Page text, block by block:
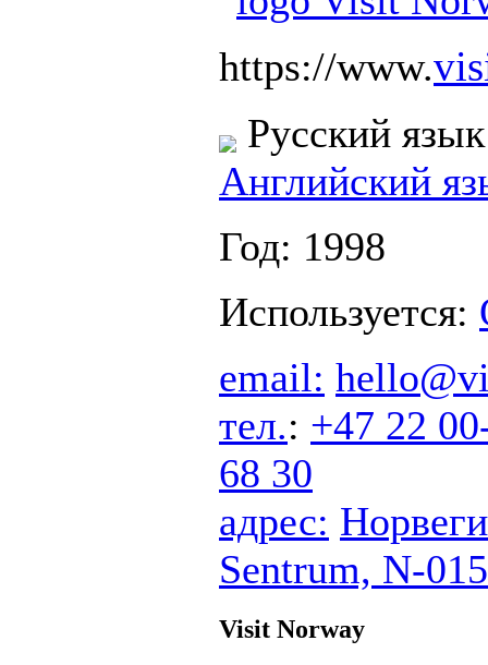
https://www.
Русский язык
Английский
Год: 1998
Используется:
email:
тел.: +47 22
68 30
адрес:
Sentrum, N-
Visit Norway